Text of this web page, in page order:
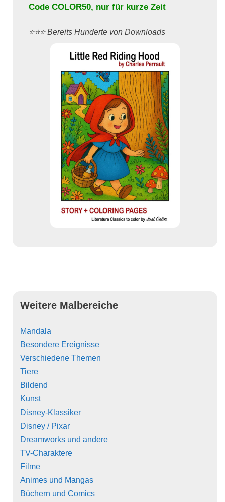
Code COLOR50, nur für kurze Zeit
⭐️⭐️⭐️ Bereits Hunderte von Downloads
Weitere Malbereiche
Mandala
Besondere Ereignisse
Verschiedene Themen
Tiere
Bildend
Kunst
Disney-Klassiker
Disney / Pixar
Dreamworks und andere
TV-Charaktere
Filme
Animes und Mangas
Büchern und Comics